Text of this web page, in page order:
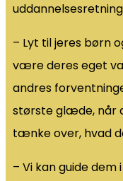
– Lyt til jeres børn
være deres eget
andres
største glæde, når
tænke over, hvad
– Vi kan guide